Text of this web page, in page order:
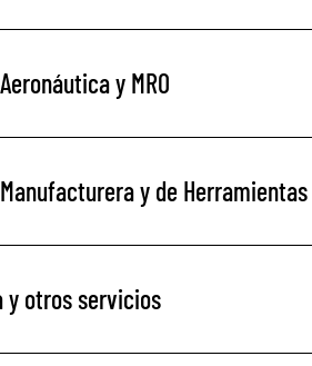
y MRO
y de Herramientas
y otros servicios